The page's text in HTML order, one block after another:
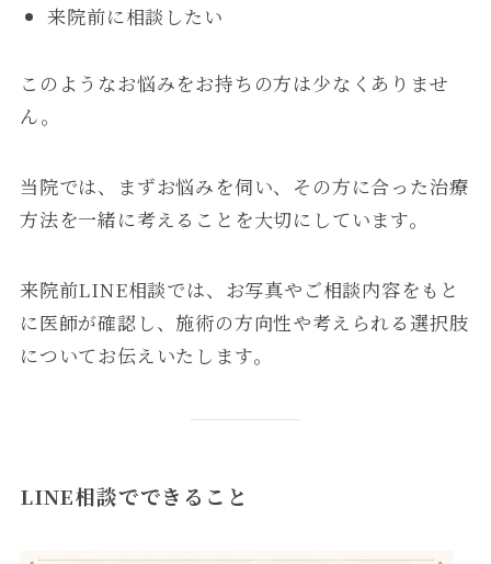
来院前に相談したい
このようなお悩みをお持ちの方は少なくありませ
ん。
当院では、まずお悩みを伺い、その方に合った治療
方法を一緒に考えることを大切にしています。
来院前LINE相談では、お写真やご相談内容をもと
に医師が確認し、施術の方向性や考えられる選択肢
についてお伝えいたします。
LINE相談でできること